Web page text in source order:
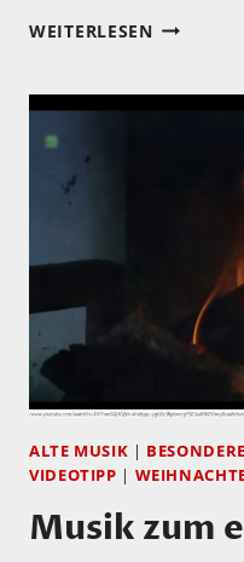
WEITERLESENMEIN
BELOVED
EARLIEST
SETTINGS
OF
THE
SONGS
SOLOMON
ALTE MUSIK |
VIDEOTIPP |
Musik zum